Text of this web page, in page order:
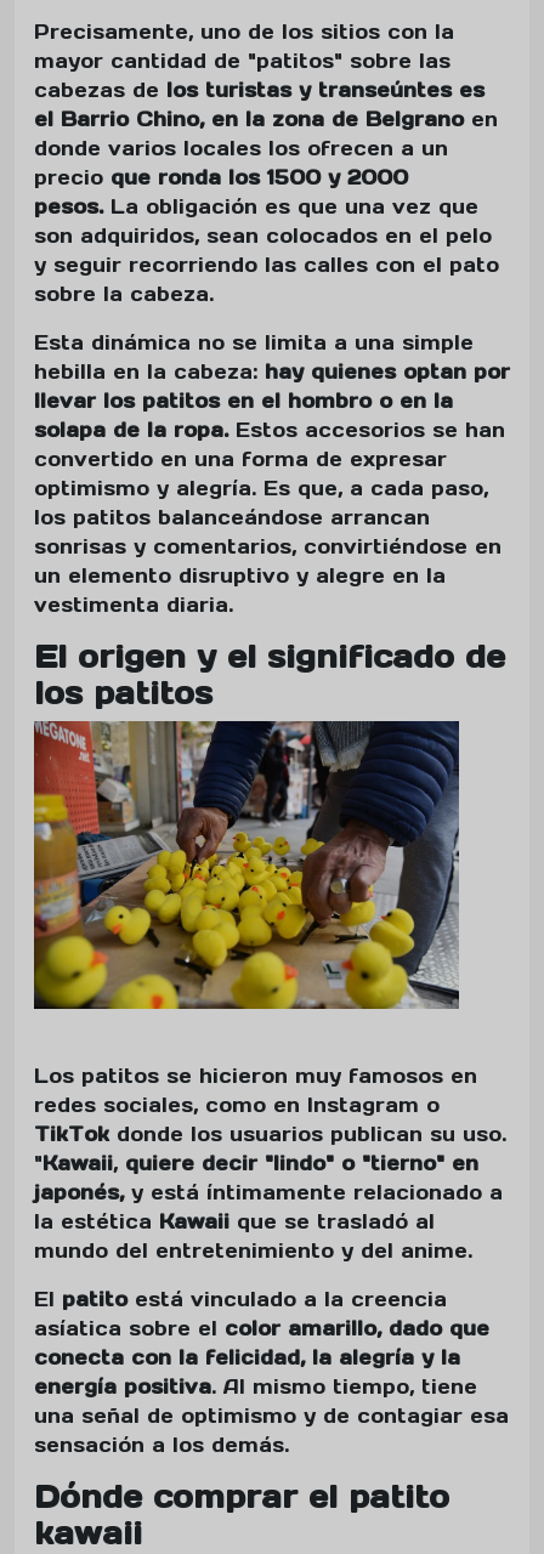
Precisamente, uno de los sitios con la
mayor cantidad de "patitos" sobre las
cabezas de los turistas y transeúntes es
el Barrio Chino, en la zona de Belgrano en
donde varios locales los ofrecen a un
precio que ronda los 1500 y 2000
pesos. La obligación es que una vez que
son adquiridos, sean colocados en el pelo
y seguir recorriendo las calles con el pato
sobre la cabeza.
Esta dinámica no se limita a una simple
hebilla en la cabeza: hay quienes optan por
llevar los patitos en el hombro o en la
solapa de la ropa.Estos accesorios se han
convertido en una forma de expresar
optimismo y alegría. Es que, a cada paso,
los patitos balanceándose arrancan
sonrisas y comentarios, convirtiéndose en
un elemento disruptivo y alegre en la
vestimenta diaria.
El origen y el significado de
los patitos
Los patitos se hicieron muy famosos en
redes sociales, como en Instagram o
TikTokdonde los usuarios publican su uso.
"Kawaii, quiere decir "lindo" o "tierno" en
japonés, y está íntimamente relacionado a
la estética Kawaii que se trasladó al
mundo del entretenimiento y del anime.
El patito está vinculado a la creencia
asíatica sobre el color amarillo, dado que
conecta con la felicidad, la alegría y la
energía positiva. Al mismo tiempo, tiene
una señal de optimismo y de contagiar esa
sensación a los demás.
Dónde comprar el patito
kawaii